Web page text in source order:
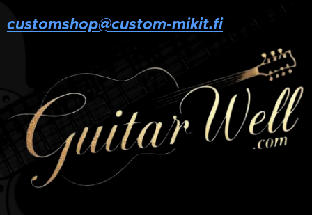
customshop@custom-mikit.fi